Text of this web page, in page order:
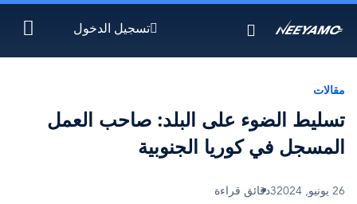
تسجيل الدخول
مقالات
تسليط الضوء على البلد: صاحب العمل
المسجل في كوريا الجنوبية
26 يونيو, 2024 3دقائق قراءة